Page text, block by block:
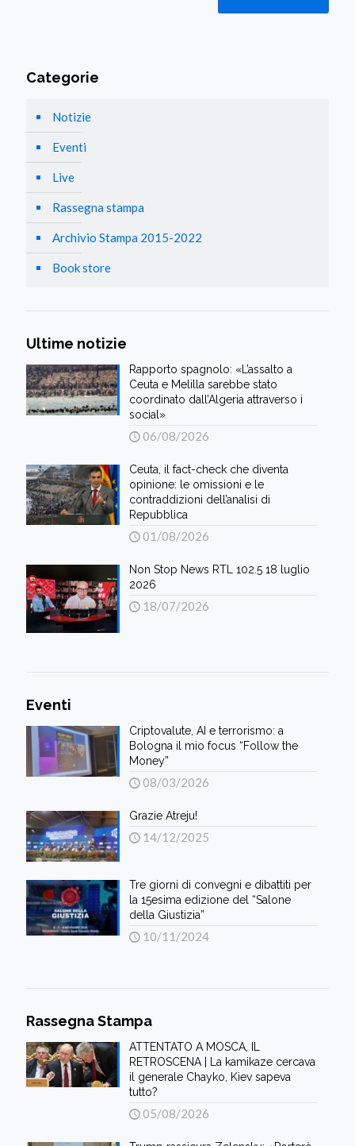
Categorie
Notizie
Eventi
Live
Rassegna stampa
Archivio Stampa 2015-2022
Book store
Ultime notizie
Rapporto spagnolo: «L’assalto a
Ceuta e Melilla sarebbe stato
coordinato dall’Algeria attraverso i
social»
06/08/2026
Ceuta, il fact-check che diventa
opinione: le omissioni e le
contraddizioni dell’analisi di
Repubblica
01/08/2026
Non Stop News RTL 102.5 18 luglio
2026
18/07/2026
Eventi
Criptovalute, AI e terrorismo: a
Bologna il mio focus “Follow the
Money”
08/03/2026
Grazie Atreju!
14/12/2025
Tre giorni di convegni e dibattiti per
la 15esima edizione del “Salone
della Giustizia”
10/11/2024
Rassegna Stampa
ATTENTATO A MOSCA, IL
RETROSCENA | La kamikaze cercava
il generale Chayko, Kiev sapeva
tutto?
05/08/2026